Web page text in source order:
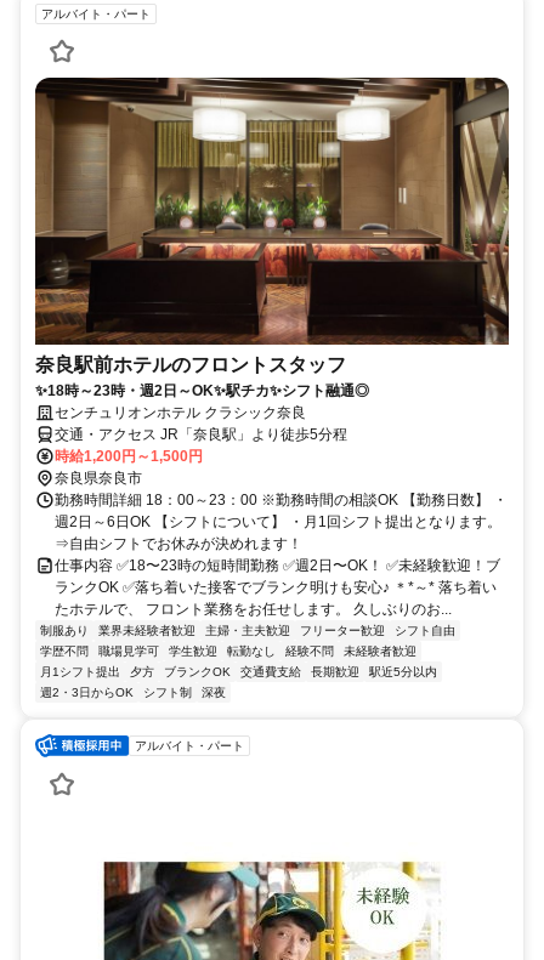
アルバイト・パート
奈良駅前ホテルのフロントスタッフ
✨18時～23時・週2日～OK✨駅チカ✨シフト融通◎
センチュリオンホテル クラシック奈良
交通・アクセス JR「奈良駅」より徒歩5分程
時給1,200円～1,500円
奈良県奈良市
勤務時間詳細 18：00～23：00 ※勤務時間の相談OK 【勤務日数】 ・
週2日～6日OK 【シフトについて】 ・月1回シフト提出となります。
⇒自由シフトでお休みが決めれます！
仕事内容 ✅18〜23時の短時間勤務 ✅週2日〜OK！ ✅未経験歓迎！ブ
ランクOK ✅落ち着いた接客でブランク明けも安心♪ ＊*～* 落ち着い
たホテルで、 フロント業務をお任せします。 久しぶりのお...
制服あり 業界未経験者歓迎 主婦・主夫歓迎 フリーター歓迎
シフト自由
学歴不問
職場見学可 学生歓迎 転勤なし 経験不問
未経験者歓迎
月1シフト提出
夕方 ブランクOK 交通費支給 長期歓迎
駅近5分以内
週2・3日からOK
シフト制 深夜
アルバイト・パート